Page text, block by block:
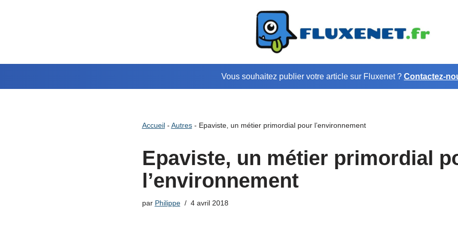
Vous souhaitez publier votre article sur Fluxenet ? Contactez-
Accueil- Autres- Epaviste, un métier primordial pour l’environnement
Epaviste, un métier primordial
l’environnement
par Philippe 4 avril 2018